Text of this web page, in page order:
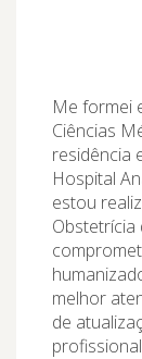
Me formei
Ciências
residência
Hospital
estou
Obstetrícia
melhor
de